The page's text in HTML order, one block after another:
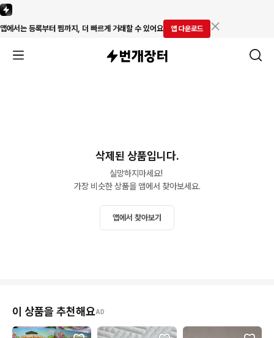
앱에서는 등록부터 찜까지, 더 빠르게 거래할 수 있어요 앱 다운로드
삭제된 상품입니다.
실망하지마세요!
가장 비슷한 상품을 앱에서 찾아보세요.
앱에서 찾아보기
이 상품을 추천해요AD